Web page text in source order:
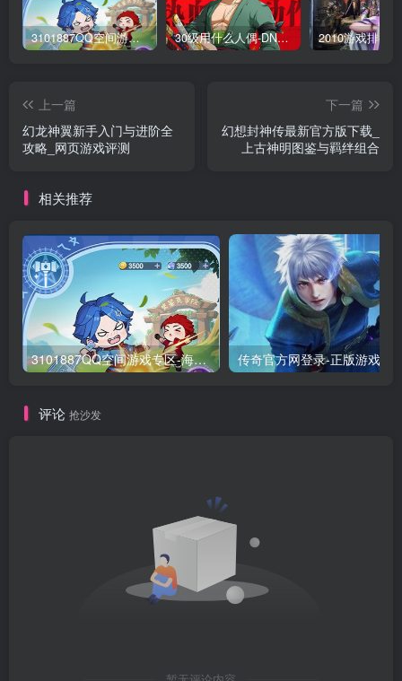
3101887QQ空间游戏专区-海量小游戏免费玩 30级用什么人偶-DNF新手升级人偶选择指南
上一篇
幻龙神翼新手入门与进阶全
攻略_网页游戏评测
下一篇
幻想封神传最新官方版下载_
上古神明图鉴与羁绊组合
相关推荐
3101887QQ空间游戏专区-海量小游戏免费玩
评论 抢沙发